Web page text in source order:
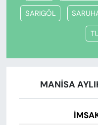
SARIGÖL
MANİSA